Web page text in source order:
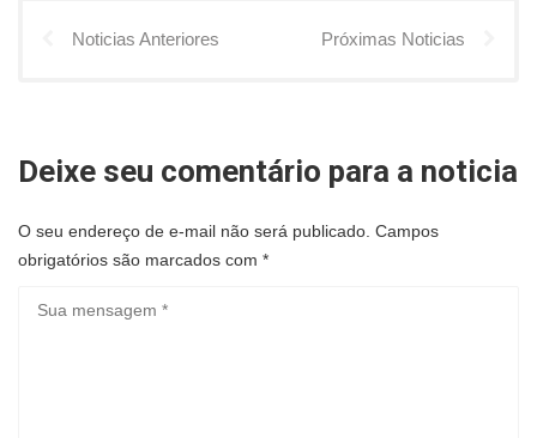
Noticias Anteriores Próximas Noticias
Deixe seu comentário para a noticia
O seu endereço de e-mail não será publicado. Campos
obrigatórios são marcados com *